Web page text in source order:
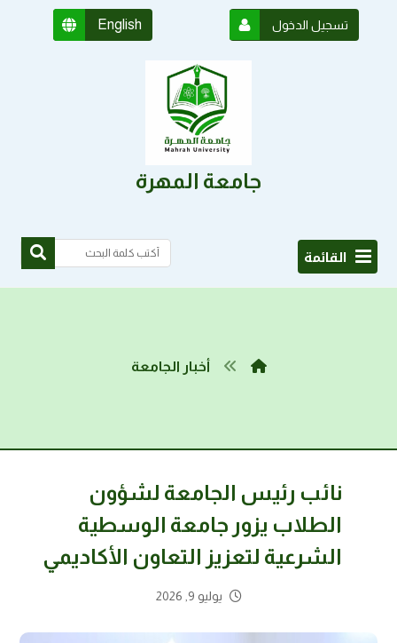
English تسجيل الدخول
جامعة المهرة
القائمة
أخبار الجامعة
نائب رئيس الجامعة لشؤون
الطلاب يزور جامعة الوسطية
الشرعية لتعزيز التعاون الأكاديمي
يوليو 9, 2026